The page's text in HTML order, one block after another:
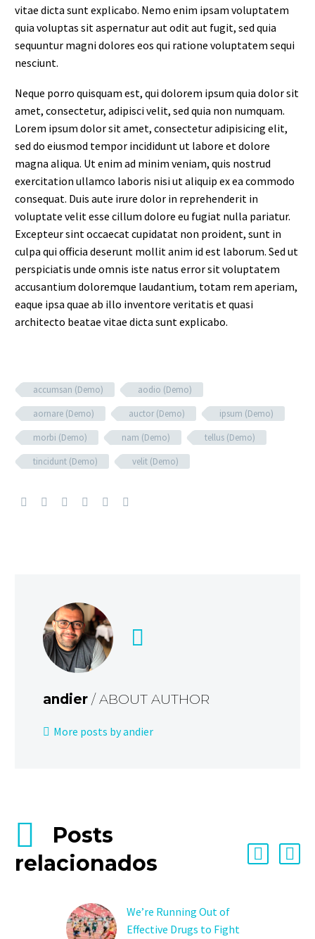
vitae dicta sunt explicabo. Nemo enim ipsam voluptatem
quia voluptas sit aspernatur aut odit aut fugit, sed quia
sequuntur magni dolores eos qui ratione voluptatem sequi
nesciunt.
Neque porro quisquam est, qui dolorem ipsum quia dolor sit
amet, consectetur, adipisci velit, sed quia non numquam.
Lorem ipsum dolor sit amet, consectetur adipisicing elit,
sed do eiusmod tempor incididunt ut labore et dolore
magna aliqua. Ut enim ad minim veniam, quis nostrud
exercitation ullamco laboris nisi ut aliquip ex ea commodo
consequat. Duis aute irure dolor in reprehenderit in
voluptate velit esse cillum dolore eu fugiat nulla pariatur.
Excepteur sint occaecat cupidatat non proident, sunt in
culpa qui officia deserunt mollit anim id est laborum. Sed ut
perspiciatis unde omnis iste natus error sit voluptatem
accusantium doloremque laudantium, totam rem aperiam,
eaque ipsa quae ab illo inventore veritatis et quasi
architecto beatae vitae dicta sunt explicabo.
accumsan (Demo)
aodio (Demo)
aornare (Demo)
auctor (Demo)
ipsum (Demo)
morbi (Demo)
nam (Demo)
tellus (Demo)
tincidunt (Demo)
velit (Demo)
andier / ABOUT AUTHOR
More posts by andier
Posts
relacionados
We’re Running Out of
Effective Drugs to Fight